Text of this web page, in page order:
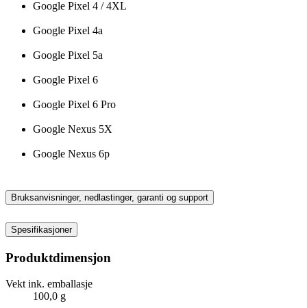
Google Pixel 4 / 4XL
Google Pixel 4a
Google Pixel 5a
Google Pixel 6
Google Pixel 6 Pro
Google Nexus 5X
Google Nexus 6p
Bruksanvisninger, nedlastinger, garanti og support
Spesifikasjoner
Produktdimensjon
Vekt ink. emballasje
100,0 g